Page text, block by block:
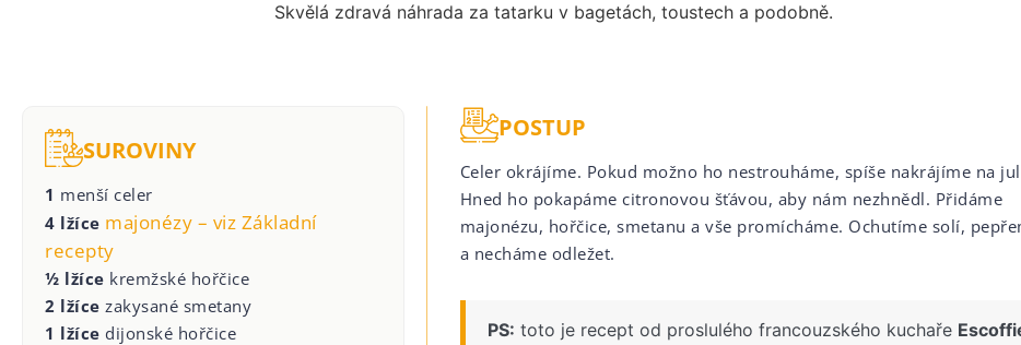
Skvělá zdravá náhrada za tatarku v bagetách, toustech a podobně.
SUROVINY
1 menší celer
4 lžíce majonézy – viz Základní
recepty
½ lžíce kremžské hořčice
2 lžíce zakysané smetany
1 lžíce dijonské hořčice
POSTUP
Celer okrájíme. Pokud možno ho nestrouháme, spíše nakrájíme na
Hned ho pokapáme citronovou šťávou, aby nám nezhnědl. Přidáme
majonézu, hořčice, smetanu a vše promícháme. Ochutíme solí,
a necháme odležet.
PS: toto je recept od proslulého francouzského kuchaře